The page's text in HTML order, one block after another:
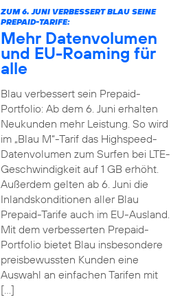
ZUM 6. JUNI VERBESSERT BLAU SEINE
PREPAID-TARIFE:
Mehr Datenvolumen
und EU-Roaming für
alle
Blau verbessert sein Prepaid-
Portfolio: Ab dem 6. Juni erhalten
Neukunden mehr Leistung. So wird
im „Blau M“-Tarif das Highspeed-
Datenvolumen zum Surfen bei LTE-
Geschwindigkeit auf 1 GB erhöht.
Außerdem gelten ab 6. Juni die
Inlandskonditionen aller Blau
Prepaid-Tarife auch im EU-Ausland.
Mit dem verbesserten Prepaid-
Portfolio bietet Blau insbesondere
preisbewussten Kunden eine
Auswahl an einfachen Tarifen mit
[…]